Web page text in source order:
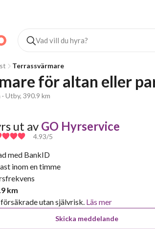
Terrassvärmare
för altan eller
Utby, 390.9 km
ut av GO Hyrservice
4.93/5
med BankID
inom en timme
km
utan självrisk. Läs mer
Skicka meddelande